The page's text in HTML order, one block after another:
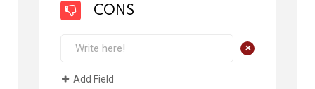
CONS
+
Add Field